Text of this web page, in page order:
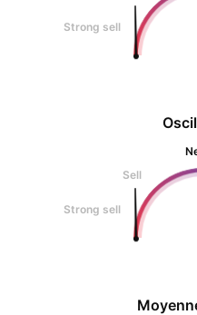
Sell
Strong sell
Strong sell